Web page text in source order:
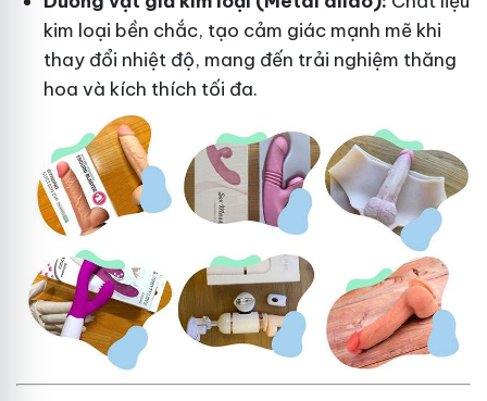
kim loại bền chắc, tạo cảm giác mạnh mẽ khi
thay đổi nhiệt độ, mang đến trải nghiệm thăng
hoa và kích thích tối đa.